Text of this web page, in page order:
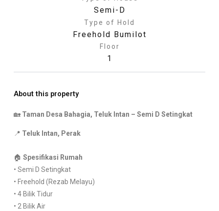
Semi-D
Type of Hold
Freehold Bumilot
Floor
1
About this property
🏡 Taman Desa Bahagia, Teluk Intan – Semi D Setingkat
📍 Teluk Intan, Perak
🏠 Spesifikasi Rumah
• Semi D Setingkat
• Freehold (Rezab Melayu)
• 4 Bilik Tidur
• 2 Bilik Air